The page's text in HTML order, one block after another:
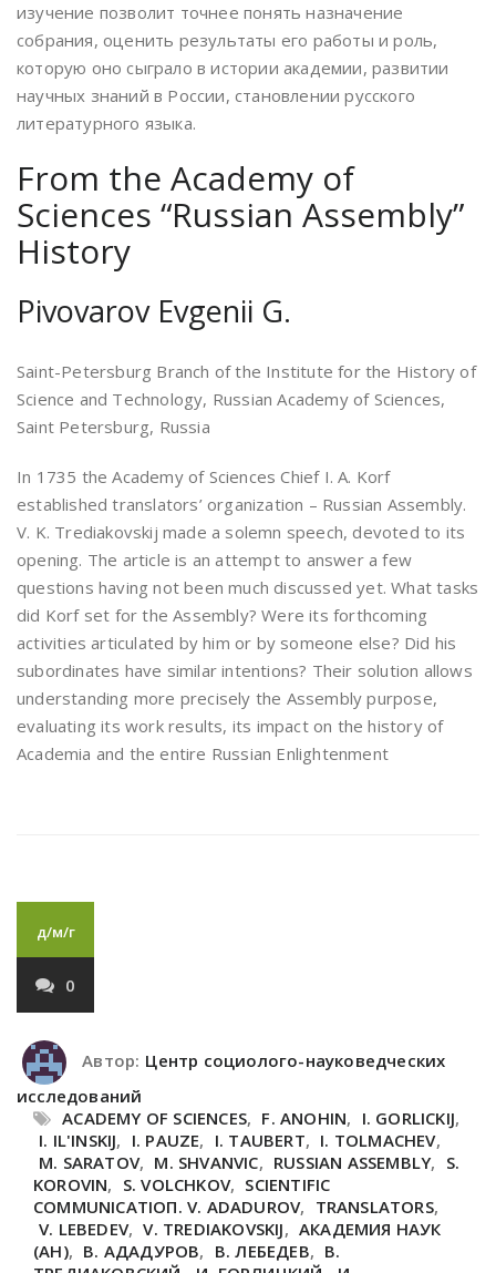
изучение позволит точнее понять назначение
собрания, оценить результаты его работы и роль,
которую оно сыграло в истории академии, развитии
научных знаний в России, становлении русского
литературного языка.
From the Academy of
Sciences “Russian Assembly”
History
Pivovarov Evgenii G.
Saint-Petersburg Branch of the Institute for the History of
Science and Technology, Russian Academy of Sciences,
Saint Petersburg, Russia
In 1735 the Academy of Sciences Chief I. A. Korf
established translators’ organization – Russian Assembly.
V. K. Trediakovskij made a solemn speech, devoted to its
opening. The article is an attempt to answer a few
questions having not been much discussed yet. What tasks
did Korf set for the Assembly? Were its forthcoming
activities articulated by him or by someone else? Did his
subordinates have similar intentions? Their solution allows
understanding more precisely the Assembly purpose,
evaluating its work results, its impact on the history of
Academia and the entire Russian Enlightenment
д/м/г
0
Автор: Центр социолого-науковедческих
исследований
ACADEMY OF SCIENCES, F. ANOHIN, I. GORLICKIJ,
I. IL'INSKIJ, I. PAUZE, I. TAUBERT, I. TOLMACHEV,
M. SARATOV, M. SHVANVIC, RUSSIAN ASSEMBLY, S.
KOROVIN, S. VOLCHKOV, SCIENTIFIC
COMMUNICATIOП. V. ADADUROV, TRANSLATORS,
V. LEBEDEV, V. TREDIAKOVSKIJ, АКАДЕМИЯ НАУК
(АН), В. АДАДУРОВ, В. ЛЕБЕДЕВ, В.